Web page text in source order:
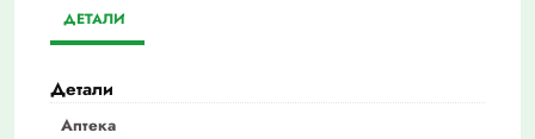
1мл
ДЕТАЛИ
Детали
Аптека